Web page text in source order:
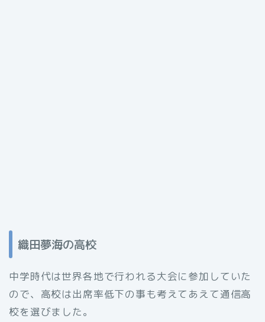
織田夢海の高校
中学時代は世界各地で行われる大会に参加していた
ので、高校は出席率低下の事も考えてあえて通信高
校を選びました。